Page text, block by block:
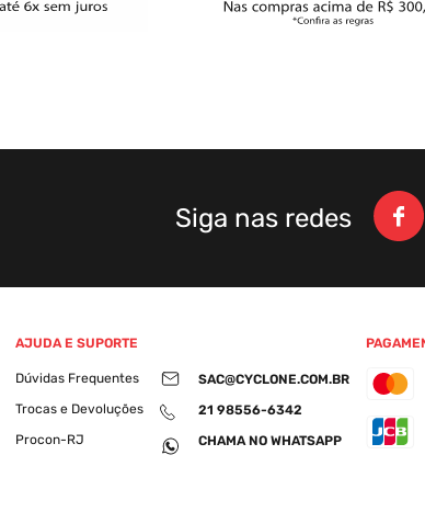
Siga nas redes
AJUDA E SUPORTE
Dúvidas Frequentes
Trocas e Devoluções
Procon-RJ
SAC@CYCLONE.COM.BR
21 98556-6342
CHAMA NO WHATSAPP